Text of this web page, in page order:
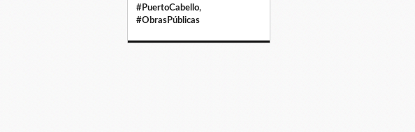
#PuertoCabello,
#ObrasPúblicas